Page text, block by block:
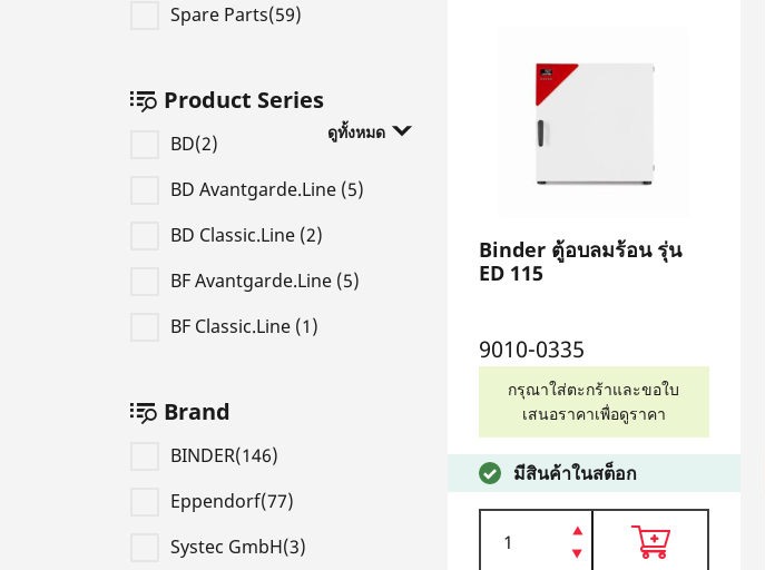
Spare Parts(59)
Product Series
ดูทั้งหมด
BD(2)
BD Avantgarde.Line (5)
BD Classic.Line (2)
BF Avantgarde.Line (5)
BF Classic.Line (1)
Brand
BINDER(146)
Eppendorf(77)
Systec GmbH(3)
Binder ตู้อบลมร้อน รุ่น
ED 115
9010-0335
กรุณาใส่ตะกร้าและขอใบ
เสนอราคาเพื่อดูราคา
มีสินค้าในสต็อก